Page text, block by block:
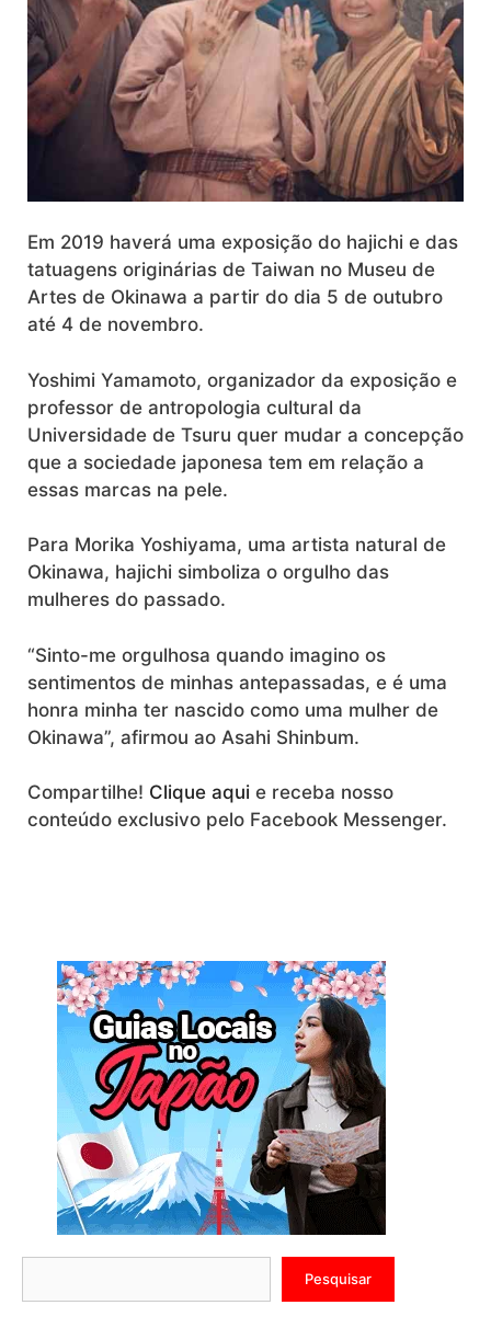
Em 2019 haverá uma exposição do hajichi e das
tatuagens originárias de Taiwan no Museu de
Artes de Okinawa a partir do dia 5 de outubro
até 4 de novembro.
Yoshimi Yamamoto, organizador da exposição e
professor de antropologia cultural da
Universidade de Tsuru quer mudar a concepção
que a sociedade japonesa tem em relação a
essas marcas na pele.
Para Morika Yoshiyama, uma artista natural de
Okinawa, hajichi simboliza o orgulho das
mulheres do passado.
“Sinto-me orgulhosa quando imagino os
sentimentos de minhas antepassadas, e é uma
honra minha ter nascido como uma mulher de
Okinawa”, afirmou ao Asahi Shinbum.
Compartilhe! Clique aqui e receba nosso
conteúdo exclusivo pelo Facebook Messenger.
PesquisarPesquisar